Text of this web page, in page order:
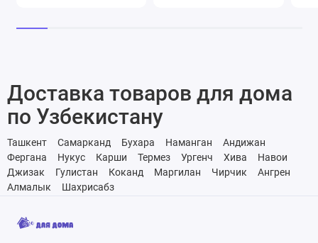
Доставка товаров для дома
по Узбекистану
Ташкент Самарканд Бухара Наманган
Андижан
Фергана
Нукус Карши Термез Ургенч Хива
Навои
Джизак
Гулистан Коканд Маргилан Чирчик
Ангрен
Алмалык
Шахрисабз